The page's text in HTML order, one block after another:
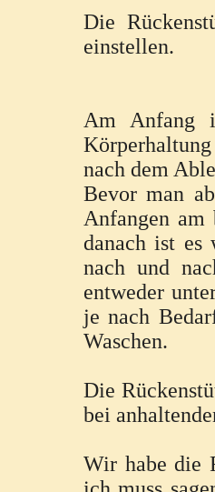
Die
einstellen.
Am Anfang
nach dem
Bevor man
Anfangen
danach ist es
nach und
entweder
je nach
Waschen.
Die
bei
Wir habe die